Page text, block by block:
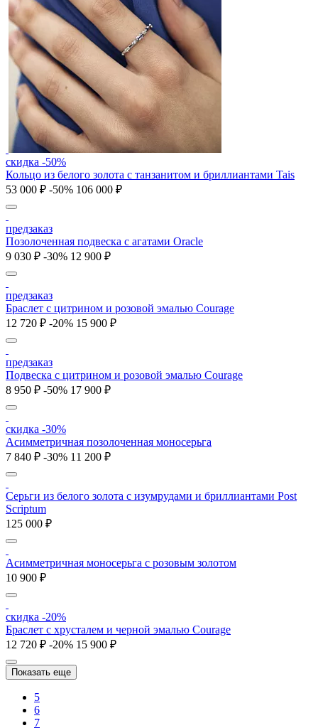
скидка -50%
Кольцо из белого золота с танзанитом и бриллиантами Tais
53 000 ₽ -50% 106 000 ₽
предзаказ
Позолоченная подвеска с агатами Oracle
9 030 ₽ -30% 12 900 ₽
предзаказ
Браслет с цитрином и розовой эмалью Courage
12 720 ₽ -20% 15 900 ₽
предзаказ
Подвеска с цитрином и розовой эмалью Courage
8 950 ₽ -50% 17 900 ₽
скидка -30%
Асимметричная позолоченная моносерьга
7 840 ₽ -30% 11 200 ₽
Серьги из белого золота с изумрудами и бриллиантами Post
Scriptum
125 000 ₽
Асимметричная моносерьга с розовым золотом
10 900 ₽
скидка -20%
Браслет с хрусталем и черной эмалью Courage
12 720 ₽ -20% 15 900 ₽
Показать еще
5
6
7